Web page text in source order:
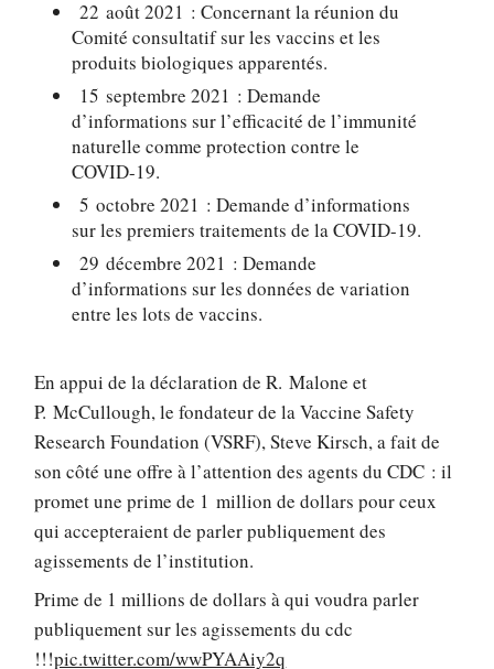
22 août 2021 : Concernant la réunion du
Comité consultatif sur les vaccins et les
produits biologiques apparentés.
15 septembre 2021 : Demande
d’informations sur l’efficacité de l’immunité
naturelle comme protection contre le
COVID-19.
5 octobre 2021 : Demande d’informations
sur les premiers traitements de la COVID-19.
29 décembre 2021 : Demande
d’informations sur les données de variation
entre les lots de vaccins.
En appui de la déclaration de R. Malone et
P. McCullough, le fondateur de la Vaccine Safety
Research Foundation (VSRF), Steve Kirsch, a fait de
son côté une offre à l’attention des agents du CDC : il
promet une prime de 1 million de dollars pour ceux
qui accepteraient de parler publiquement des
agissements de l’institution.
Prime de 1 millions de dollars à qui voudra parler
publiquement sur les agissements du cdc
!!!pic.twitter.com/wwPYAAiy2q